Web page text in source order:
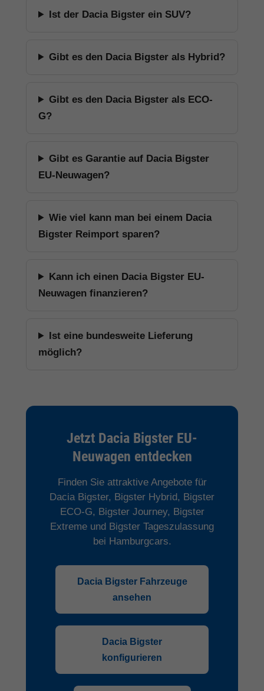
Ist der Dacia Bigster ein SUV?
Gibt es den Dacia Bigster als Hybrid?
Gibt es den Dacia Bigster als ECO-
G?
Gibt es Garantie auf Dacia Bigster
EU-Neuwagen?
Wie viel kann man bei einem Dacia
Bigster Reimport sparen?
Kann ich einen Dacia Bigster EU-
Neuwagen finanzieren?
Ist eine bundesweite Lieferung
möglich?
Jetzt Dacia Bigster EU-
Neuwagen entdecken
Finden Sie attraktive Angebote für
Dacia Bigster, Bigster Hybrid, Bigster
ECO-G, Bigster Journey, Bigster
Extreme und Bigster Tageszulassung
bei Hamburgcars.
Dacia Bigster Fahrzeuge
ansehen
Dacia Bigster
konfigurieren